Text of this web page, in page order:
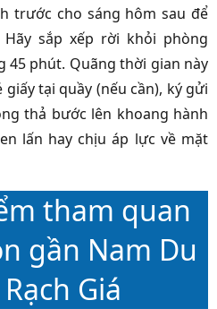
trước cho sáng hôm sau để
sắp xếp rời khỏi phòng
45 phút. Quãng thời gian này
tại quầy (nếu cần), ký gửi
thả bước lên khoang hành
lấn hay chịu áp lực về mặt
tham quan
gần Nam Du
Giá